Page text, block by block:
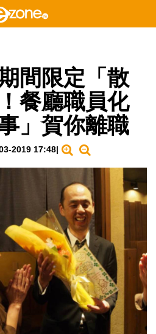
間限定「散
餐廳職員化
」賀你離職
2019 17:48|